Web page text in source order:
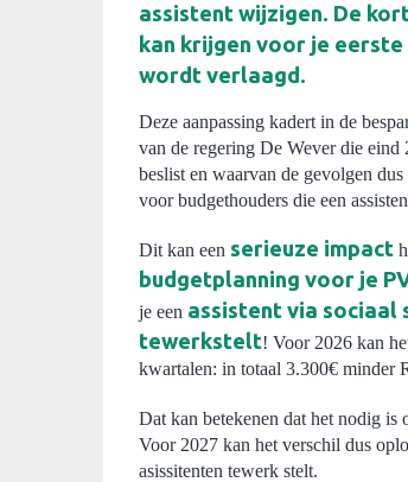
assistent wijzigen. De
kan krijgen voor je
wordt verlaagd.
Deze aanpassing kadert in de
van de regering De Wever die eind
beslist en waarvan de gevolgen
voor budgethouders die een
Dit kan een serieuze impact
budgetplanning voor je
je een assistent via sociaal
tewerkstelt! Voor 2026 kan
kwartalen: in totaal 3.300€ minder
Dat kan betekenen dat het nodig is
Voor 2027 kan het verschil dus
asissitenten tewerk stelt.